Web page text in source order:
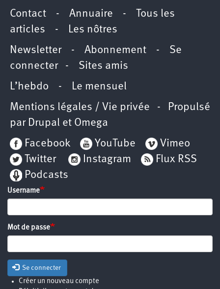
Contact - Annuaire -
Tous les
articles - Les nôtres
Newsletter- Abonnement - Se
connecter- Sites amis
L’hebdo - Le mensuel
Mentions légales / Vie privée - Propulsé
par Drupal et Omega
Facebook
YouTube
Vimeo
Twitter
Instagram
Flux RSS
Podcasts
Username
Mot de passe
Se connecter
Créer un nouveau compte